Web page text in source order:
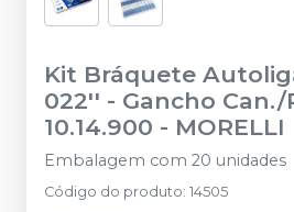
Kit Bráquete
022'' - Gancho Can./
10.14.900 - MORELLI
Embalagem com 20 unidades
Código do produto: 14505